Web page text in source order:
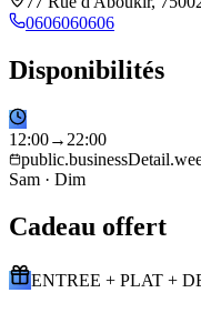
0606060606
Disponibilités
12:00→ 22:00
Sam · Dim
Cadeau offert
ENTREE + PLAT +